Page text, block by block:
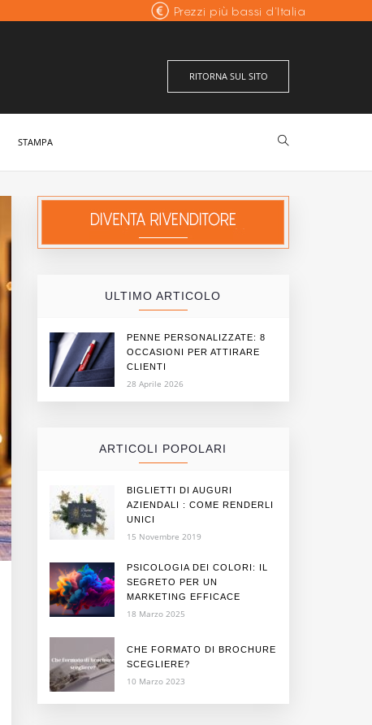
Prezzi più bassi d'Italia
RITORNA SUL SITO
STAMPA
ULTIMO ARTICOLO
PENNE PERSONALIZZATE: 8
OCCASIONI PER ATTIRARE
CLIENTI
28 Aprile 2026
ARTICOLI POPOLARI
BIGLIETTI DI AUGURI
AZIENDALI : COME RENDERLI
UNICI
15 Novembre 2019
PSICOLOGIA DEI COLORI: IL
SEGRETO PER UN
MARKETING EFFICACE
18 Marzo 2025
CHE FORMATO DI BROCHURE
SCEGLIERE?
10 Marzo 2023